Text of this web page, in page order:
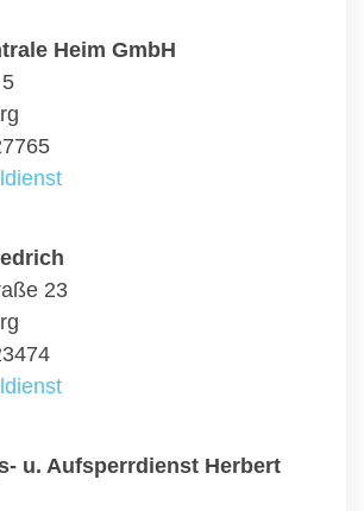
Heim GmbH
23
u. Aufsperrdienst Herbert